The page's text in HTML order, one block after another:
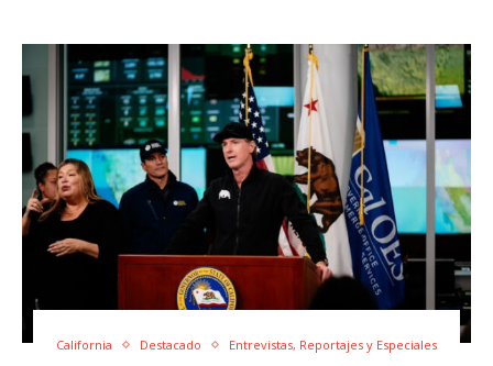
California Destacado Entrevistas, Reportajes y Especiales